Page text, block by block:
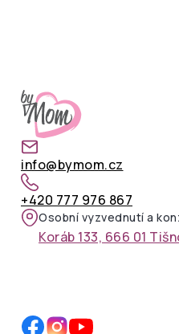
info@bymom.cz
+420 777 976 867
Osobní vyzvednutí a
Koráb 133, 666 01